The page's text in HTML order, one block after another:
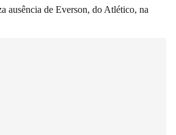
ausência de Everson, do Atlético, na